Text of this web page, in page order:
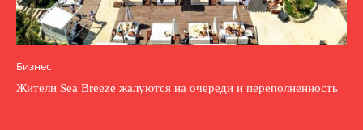
Бизнес
Жители Sea Breeze жалуются на очереди и переполненность